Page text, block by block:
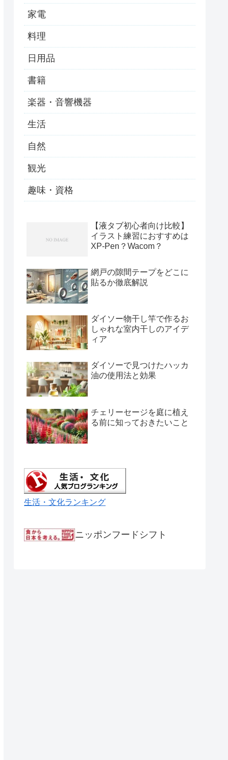
家電
料理
日用品
書籍
楽器・音響機器
生活
自然
観光
趣味・資格
【液タブ初心者向け比較】
イラスト練習におすすめは
XP-Pen？Wacom？
網戸の隙間テープをどこに
貼るか徹底解説
ダイソー物干し竿で作るお
しゃれな室内干しのアイデ
ィア
ダイソーで見つけたハッカ
油の使用法と効果
チェリーセージを庭に植え
る前に知っておきたいこと
生活・文化ランキング
ニッポンフードシフト